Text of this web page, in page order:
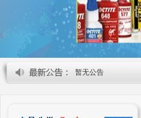
暂无公告